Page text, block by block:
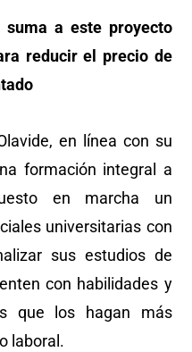
suma a este proyecto
reducir el precio de
en línea con su
formación integral a
en marcha un
universitarias con
sus estudios de
con habilidades y
que los hagan más
laboral.